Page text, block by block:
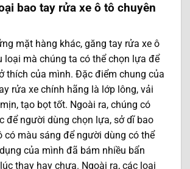
bao tay rửa xe ô tô chuyên
mặt hàng khác, găng tay rửa xe ô
loại mà chúng ta có thể chọn lựa để
thích của mình. Đặc điểm chung của
rửa xe chính hãng là lớp lông, vải
tạo bọt tốt. Ngoài ra, chúng có
để người dùng chọn lựa, sở dĩ bao
có màu sáng để người dùng có thể
của mình đã bám nhiều bẩn
thay hay chưa. Ngoài ra, các loại